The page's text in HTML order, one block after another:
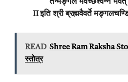
तन्मङ्गलं भवेच्छश्वन्न
II इति श्री ब्रह्मवैवर्ते
READ Shree Ram Raksha
स्तोत्र